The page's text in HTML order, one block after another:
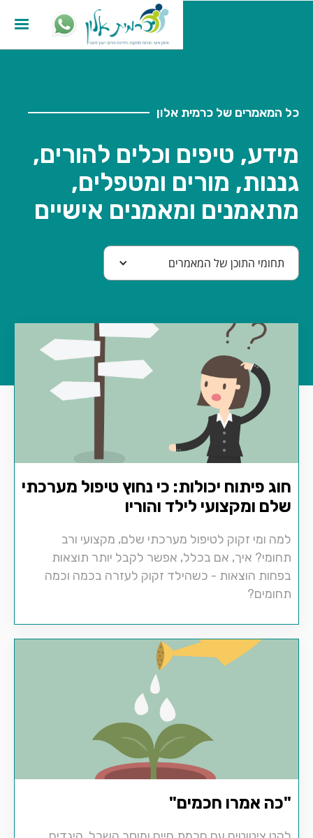
כל המאמרים של כרמית אלון
מידע, טיפים וכלים להורים,
גננות, מורים ומטפלים,
מתאמנים ומאמנים אישיים
תחומי התוכן של המאמרים
חוג פיתוח יכולות: כי נחוץ טיפול מערכתי
שלם ומקצועי לילד והוריו
למה ומי זקוק לטיפול מערכתי שלם, מקצועי ורב
תחומי? איך, אם בכלל, אפשר לקבל יותר תוצאות
בפחות הוצאות - כשהילד זקוק לעזרה בכמה וכמה
תחומים?
"כה אמרו חכמים"